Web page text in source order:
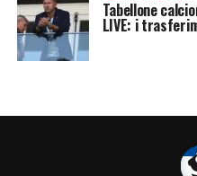
Tabellone
LIVE: i